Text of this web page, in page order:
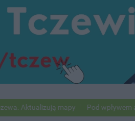
mapy Pod wpływem